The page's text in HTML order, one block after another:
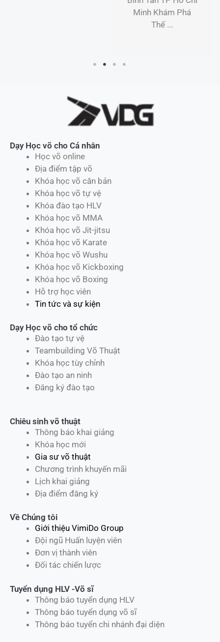
Dạy Học võ cho Cá nhân
Học võ online
Địa điểm tập võ
Khóa học võ căn bản
Khóa học võ tự vệ
Khóa đào tạo HLV
Khóa học võ MMA
Khóa học võ Jit-jitsu
Khóa học võ Karate
Khóa học võ Wushu
Khóa học võ Kickboxing
Khóa học võ Boxing
Hỗ trợ học viên
Tin tức và sự kiện
Dạy Học võ cho tổ chức
Đào tạo tự vệ
Teambuilding Võ Thuật
Khóa học tùy chỉnh
Đào tạo an ninh
Đăng ký đào tạo
Chiêu sinh võ thuật
Thông báo khai giảng
Khóa học mới
Gia sư võ thuật
Chương trình khuyến mãi
Lịch khai giảng
Địa điểm đăng ký
Về Chúng tôi
Giới thiệu VimiDo Group
Đội ngũ Huấn luyện viên
Đơn vị thành viên
Đối tác chiến lược
Tuyển dụng HLV -Võ sĩ
Thông báo tuyển dụng HLV
Thông báo tuyển dụng võ sĩ
Thông báo tuyển chi nhánh đại diện